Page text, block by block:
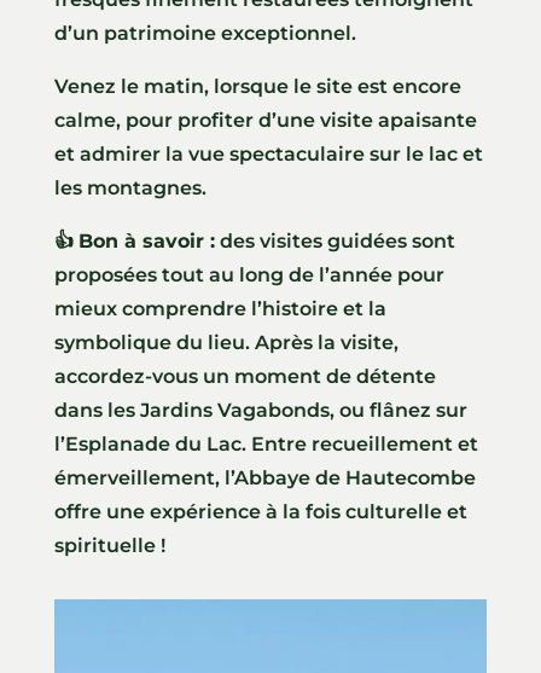
d’un patrimoine exceptionnel.
Venez le matin, lorsque le site est encore
calme, pour profiter d’une visite apaisante
et admirer la vue spectaculaire sur le lac et
les montagnes.
👍 Bon à savoir :des visites guidées sont
proposées tout au long de l’année pour
mieux comprendre l’histoire et la
symbolique du lieu. Après la visite,
accordez-vous un moment de détente
dans les Jardins Vagabonds, ou flânez sur
l’Esplanade du Lac. Entre recueillement et
émerveillement, l’Abbaye de Hautecombe
offre une expérience à la fois culturelle et
spirituelle !